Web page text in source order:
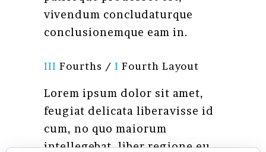
vivendum concludaturque
conclusionemque eam in.
III Fourths / I Fourth Layout
Lorem ipsum dolor sit amet,
feugiat delicata liberavisse id
cum, no quo maiorum
intellegebat, liber regione eu